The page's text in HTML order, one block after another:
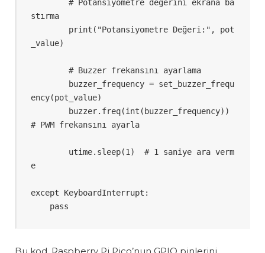
stırma
_value)
ency(pot_value)
# PWM frekansını ayarla
e
except KeyboardInterrupt:
    pass